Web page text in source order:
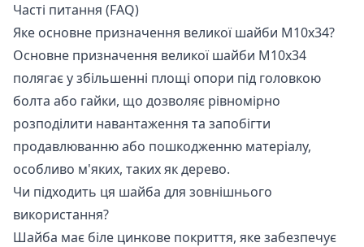
Часті питання (FAQ)
Яке основне призначення великої шайби М10x34?
Основне призначення великої шайби М10x34
полягає у збільшенні площі опори під головкою
болта або гайки, що дозволяє рівномірно
розподілити навантаження та запобігти
продавлюванню або пошкодженню матеріалу,
особливо м'яких, таких як дерево.
Чи підходить ця шайба для зовнішнього
використання?
Шайба має біле цинкове покриття, яке забезпечує